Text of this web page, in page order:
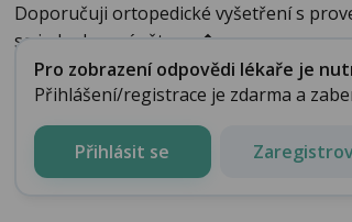
Doporučuji ortopedické vyšetření s
se jednalo o zánět pov�...
Pro zobrazení odpovědi lékaře je
Přihlášení/registrace je zdarma a
Přihlásit se